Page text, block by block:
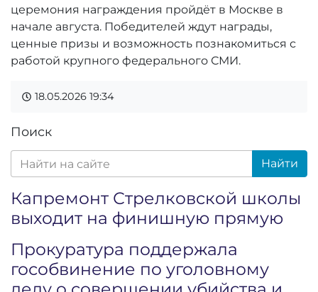
церемония награждения пройдёт в Москве в
начале августа. Победителей ждут награды,
ценные призы и возможность познакомиться с
работой крупного федерального СМИ.
18.05.2026 19:34
Поиск
Найти
Капремонт Стрелковской школы
выходит на финишную прямую
Прокуратура поддержала
гособвинение по уголовному